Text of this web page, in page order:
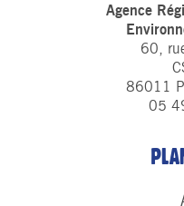
Agence
60,
86011
05